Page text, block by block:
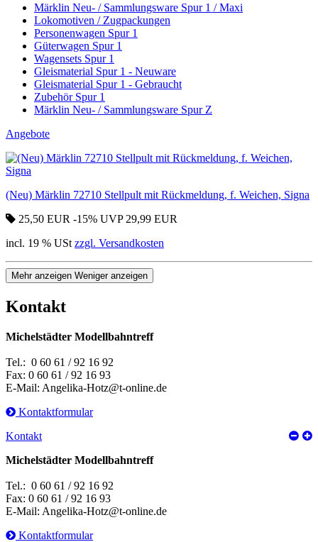
Märklin Neu- / Sammlungsware Spur 1 / Maxi
Lokomotiven / Zugpackungen
Personenwagen Spur 1
Güterwagen Spur 1
Wagensets Spur 1
Gleismaterial Spur 1 - Neuware
Gleismaterial Spur 1 - Gebraucht
Zubehör Spur 1
Märklin Neu- / Sammlungsware Spur Z
Angebote
(Neu) Märklin 72710 Stellpult mit Rückmeldung, f. Weichen, Signa
25,50 EUR -15% UVP 29,99 EUR
incl. 19 % USt zzgl. Versandkosten
Mehr anzeigen Weniger anzeigen
Kontakt
Michelstädter Modellbahntreff
Tel.: 0 60 61 / 92 16 92
Fax: 0 60 61 / 92 16 93
E-Mail: Angelika-Hotz@t-online.de
Kontaktformular
Kontakt
Michelstädter Modellbahntreff
Tel.: 0 60 61 / 92 16 92
Fax: 0 60 61 / 92 16 93
E-Mail: Angelika-Hotz@t-online.de
Kontaktformular